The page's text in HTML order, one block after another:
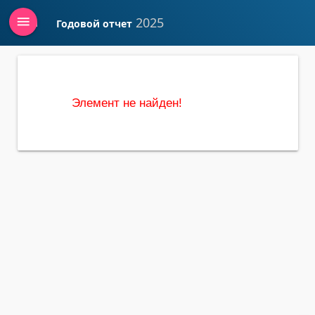
Войти Годовой отчет 2025
menu
Элемент не найден!